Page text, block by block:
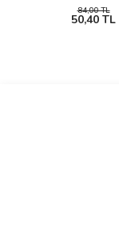
84,00 TL
50,40 TL